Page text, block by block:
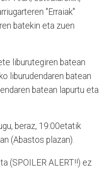
"Erraiak"
batekin eta zuen
liburutegiren batean
liburudendaren batean
batean lapurtu eta
beraz, 19:00etatik
(Abastos plazan).
(SPOILER ALERT!!) ez